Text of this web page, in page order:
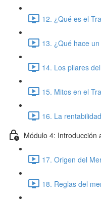
12. ¿Qué es el
13. ¿Qué hace
14. Los pilares
15. Mitos en el
16. La
Módulo 4: Introducción
17. Origen del
18. Reglas del